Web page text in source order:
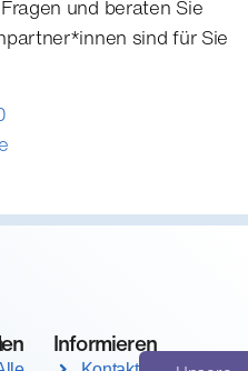
und beraten Sie
sind für Sie
Informieren